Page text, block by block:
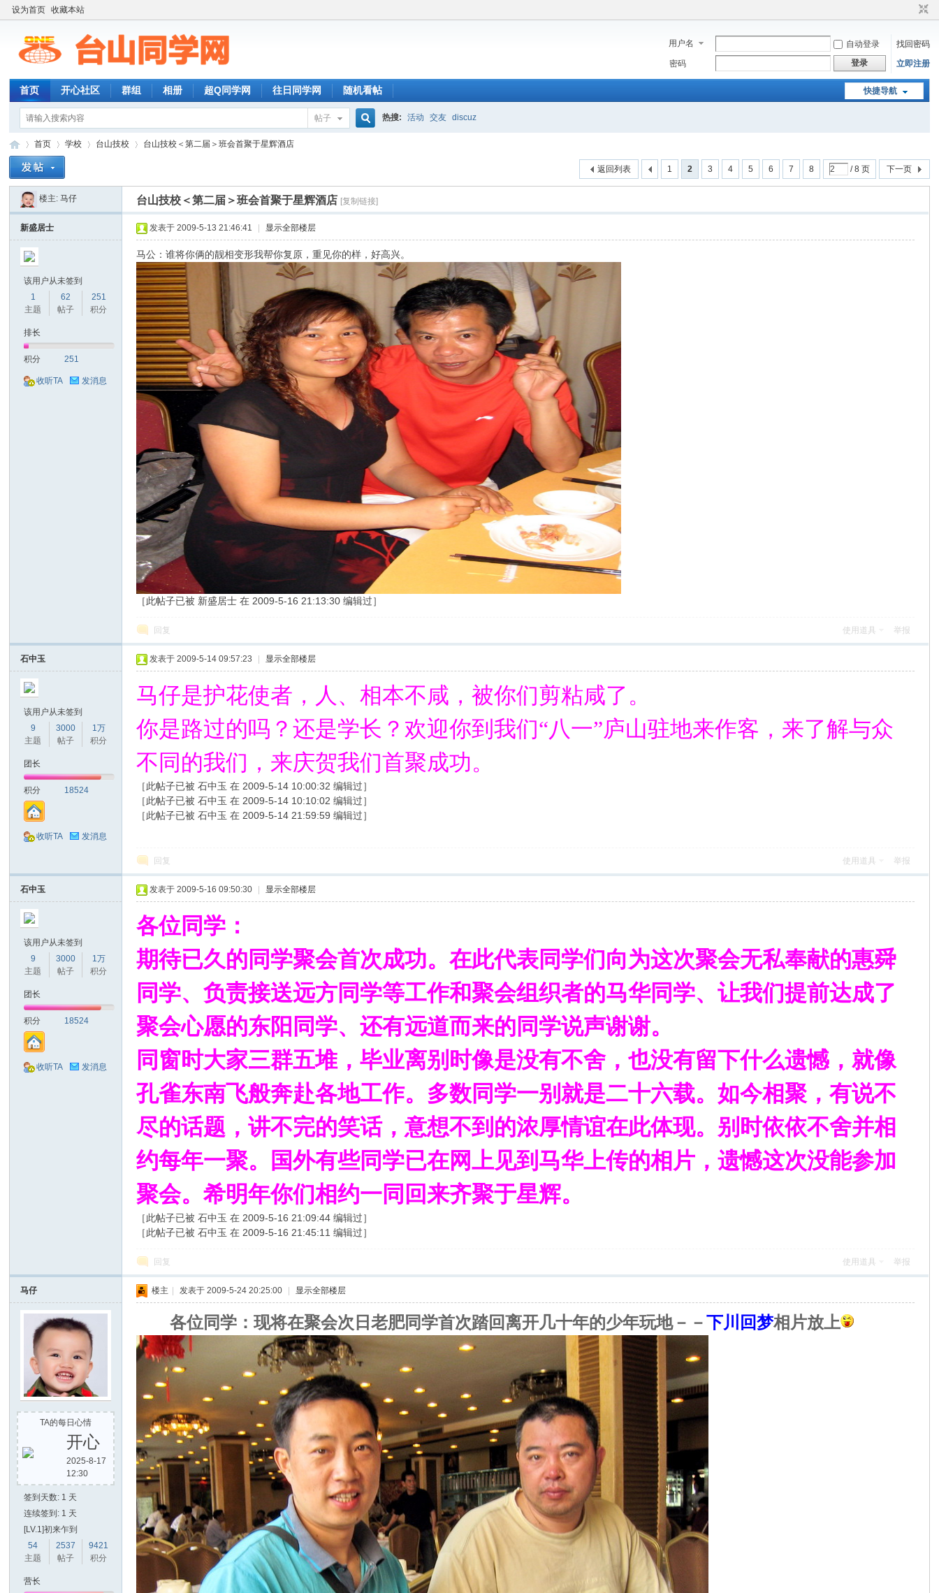
设为首页 收藏本站
用户名 自动登录
找回密码
密码
登录 立即注册
快捷导航
首页 开心社区 群组 相册 超Q同学网 往日同学网 随机看帖
帖子
索
热搜: 活动 交友 discuz
»
首页
›
学校 台山技校 台山技校＜第二届＞班会首聚于星辉酒店
1 2 3 4 5 6 7 8 / 8 页 下一页
返回列表
楼主:马仔 台山技校＜第二届＞班会首聚于星辉酒店 [复制链接]
新盛居士
该用户从未签到
1
主题
62
帖子
251
积分
排长
积分 251
收听TA 发消息
发表于 2009-5-13 21:46:41 显示全部楼层
马公：谁将你俩的靓相变形我帮你复原，重见你的样，好高兴。
［此帖子已被 新盛居士 在 2009-5-16 21:13:30 编辑过］
回复 使用道具 举报
石中玉
该用户从未签到
9
主题
3000
帖子
1万
积分
团长
积分 18524
收听TA 发消息
发表于 2009-5-14 09:57:23 显示全部楼层
马仔是护花使者，人、相本不咸，被你们剪粘咸了。
你是路过的吗？还是学长？欢迎你到我们“八一”庐山驻地来作客，来了解与众
不同的我们，来庆贺我们首聚成功。
［此帖子已被 石中玉 在 2009-5-14 10:00:32 编辑过］
［此帖子已被 石中玉 在 2009-5-14 10:10:02 编辑过］
［此帖子已被 石中玉 在 2009-5-14 21:59:59 编辑过］
回复 使用道具 举报
石中玉
该用户从未签到
9
主题
3000
帖子
1万
积分
团长
积分 18524
收听TA 发消息
发表于 2009-5-16 09:50:30 显示全部楼层
各位同学：
期待已久的同学聚会首次成功。在此代表同学们向为这次聚会无私奉献的惠舜
同学、负责接送远方同学等工作和聚会组织者的马华同学、让我们提前达成了
聚会心愿的东阳同学、还有远道而来的同学说声谢谢。
同窗时大家三群五堆，毕业离别时像是没有不舍，也没有留下什么遗憾，就像
孔雀东南飞般奔赴各地工作。多数同学一别就是二十六载。如今相聚，有说不
尽的话题，讲不完的笑话，意想不到的浓厚情谊在此体现。别时依依不舍并相
约每年一聚。国外有些同学已在网上见到马华上传的相片，遗憾这次没能参加
聚会。希明年你们相约一同回来齐聚于星辉。
［此帖子已被 石中玉 在 2009-5-16 21:09:44 编辑过］
［此帖子已被 石中玉 在 2009-5-16 21:45:11 编辑过］
回复 使用道具 举报
马仔
TA的每日心情
开心
2025-8-17
12:30
签到天数: 1 天
连续签到: 1 天
[LV.1]初来乍到
54
主题
2537
帖子
9421
积分
营长
楼主 发表于 2009-5-24 20:25:00 显示全部楼层
各位同学：现将在聚会次日老肥同学首次踏回离开几十年的少年玩地－－下川回梦相片放上